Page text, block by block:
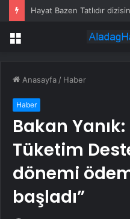
Menü
Anasayfa / Haber
Haber
Bakan
Tüketim
dönemi
başladı”